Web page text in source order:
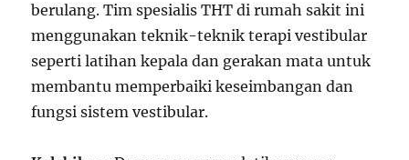
berulang. Tim spesialis THT di rumah sakit ini
menggunakan teknik-teknik terapi vestibular
seperti latihan kepala dan gerakan mata untuk
membantu memperbaiki keseimbangan dan
fungsi sistem vestibular.